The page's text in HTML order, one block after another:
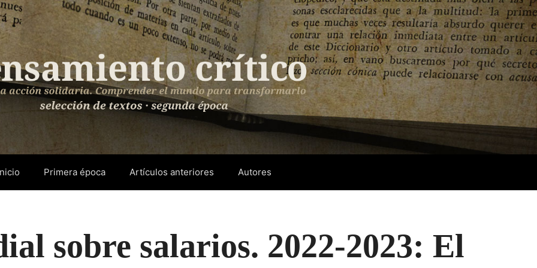
Primera época Artículos anteriores Autores
sobre salarios. 2022-2023: El